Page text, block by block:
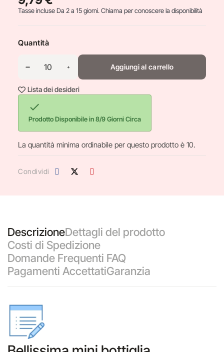
Tasse incluseDa 2 a 15 giorni. Chiama per conoscere la disponibilità
Quantità
Aggiungi al carrello
Lista dei desideri

Prodotto Disponibile in 8/9 Giorni Circa
La quantità minima ordinabile per questo prodotto è 10.
Condividi
DescrizioneDettagli del prodotto
Costi di Spedizione
Domande Frequenti FAQ
Pagamenti AccettatiGaranzia